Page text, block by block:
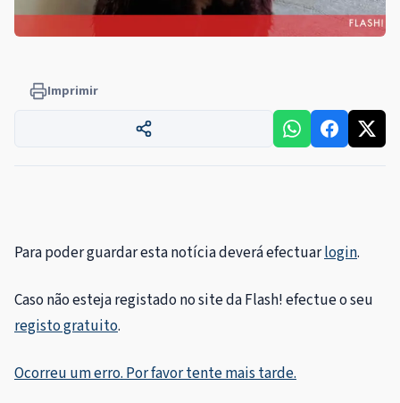
Imprimir
Para poder guardar esta notícia deverá efectuarlogin.
Caso não esteja registado no site da Flash! efectue o seu
registo gratuito.
Ocorreu um erro. Por favor tente mais tarde.